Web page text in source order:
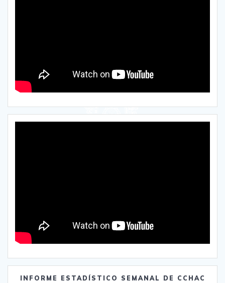
INFORME ESTADÍSTICO SEMANAL DE CCHAC